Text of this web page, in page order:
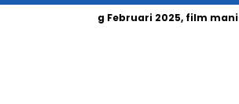
tayang Februari 2025, film mania